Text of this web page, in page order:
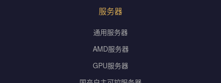
服务器
通用服务器
AMD服务器
GPU服务器